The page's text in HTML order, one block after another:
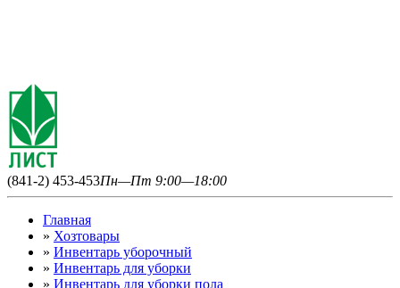
(841-2) 453-453Пн—Пт 9:00—18:00
Главная
» Хозтовары
» Инвентарь уборочный
» Инвентарь для уборки
» Инвентарь для уборки пола